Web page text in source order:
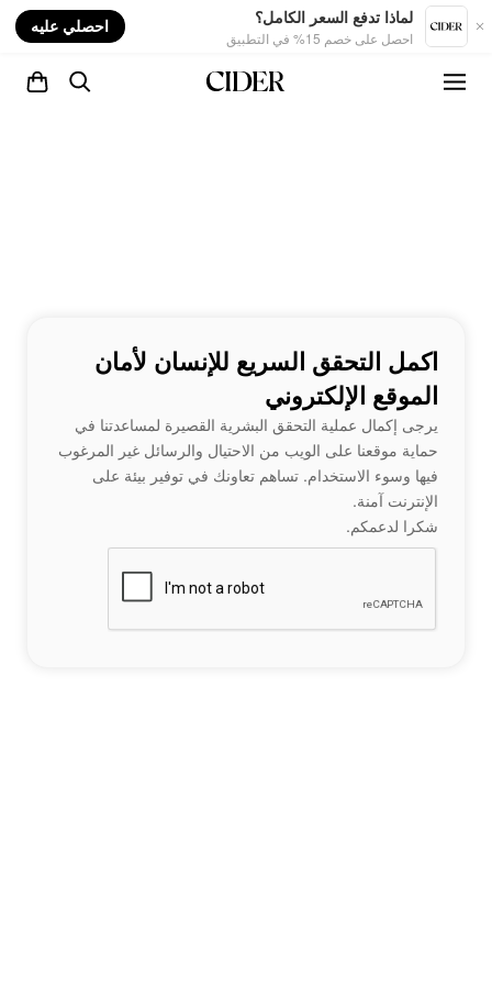
لماذا تدفع السعر الكامل؟
احصل على خصم 15% في التطبيق
احصلي عليه
اكمل التحقق السريع للإنسان لأمان
الموقع الإلكتروني
يرجى إكمال عملية التحقق البشرية القصيرة لمساعدتنا في
حماية موقعنا على الويب من الاحتيال والرسائل غير المرغوب
فيها وسوء الاستخدام. تساهم تعاونك في توفير بيئة على
الإنترنت آمنة.
شكرا لدعمكم.